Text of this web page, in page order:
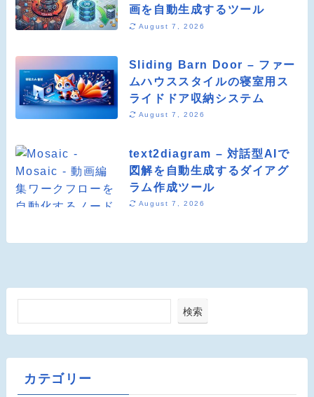
画を自動生成するツール
August 7, 2026
Sliding Barn Door – ファー
ムハウススタイルの寝室用ス
ライドドア収納システム
August 7, 2026
text2diagram – 対話型AIで
図解を自動生成するダイアグ
ラム作成ツール
August 7, 2026
検索
カテゴリー